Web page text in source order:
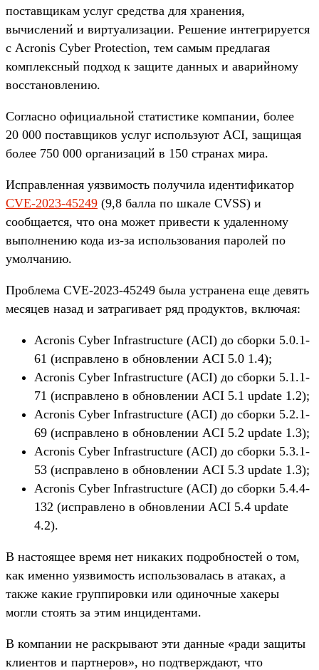
поставщикам услуг средства для хранения,
вычислений и виртуализации. Решение интегрируется
с Acronis Cyber ​​Protection, тем самым предлагая
комплексный подход к защите данных и аварийному
восстановлению.
Согласно официальной статистике компании, более
20 000 поставщиков услуг используют ACI, защищая
более 750 000 организаций в 150 странах мира.
Исправленная уязвимость получила идентификатор
CVE-2023-45249 (9,8 балла по шкале CVSS) и
сообщается, что она может привести к удаленному
выполнению кода из-за использования паролей по
умолчанию.
Проблема CVE-2023-45249 была устранена еще девять
месяцев назад и затрагивает ряд продуктов, включая:
Acronis Cyber Infrastructure (ACI) до сборки 5.0.1-
61 (исправлено в обновлении ACI 5.0 1.4);
Acronis Cyber Infrastructure (ACI) до сборки 5.1.1-
71 (исправлено в обновлении ACI 5.1 update 1.2);
Acronis Cyber Infrastructure (ACI) до сборки 5.2.1-
69 (исправлено в обновлении ACI 5.2 update 1.3);
Acronis Cyber Infrastructure (ACI) до сборки 5.3.1-
53 (исправлено в обновлении ACI 5.3 update 1.3);
Acronis Cyber Infrastructure (ACI) до сборки 5.4.4-
132 (исправлено в обновлении ACI 5.4 update
4.2).
В настоящее время нет никаких подробностей о том,
как именно уязвимость использовалась в атаках, а
также какие группировки или одиночные хакеры
могли стоять за этим инцидентами.
В компании не раскрывают эти данные «ради защиты
клиентов и партнеров», но подтверждают, что